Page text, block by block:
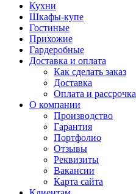
Кухни
Шкафы-купе
Гостиные
Прихожие
Гардеробные
Доставка и оплата
Как сделать заказ
Доставка
Оплата и рассрочка
О компании
Производство
Гарантия
Портфолио
Отзывы
Реквизиты
Вакансии
Карта сайта